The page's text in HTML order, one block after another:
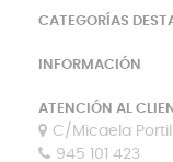
CATEGORÍAS
INFORMACIÓN
ATENCIÓN AL
C/Micaela
945 101 423